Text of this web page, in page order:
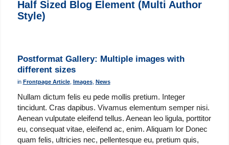
Half Sized Blog Element (Multi Author
Style)
Postformat Gallery: Multiple images with
different sizes
in Frontpage Article, Images, News
Nullam dictum felis eu pede mollis pretium. Integer
tincidunt. Cras dapibus. Vivamus elementum semper nisi.
Aenean vulputate eleifend tellus. Aenean leo ligula, porttitor
eu, consequat vitae, eleifend ac, enim. Aliquam lor Donec
quam felis, ultricies nec, pellentesque eu, pretium quis,